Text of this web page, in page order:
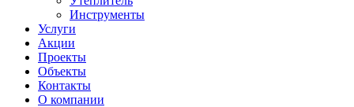
Инструменты
Услуги
Акции
Проекты
Объекты
Контакты
О компании